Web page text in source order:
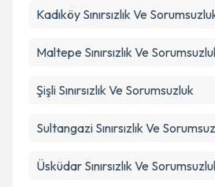
Kadıköy Sınırsızlık Ve
Maltepe Sınırsızlık Ve
Şişli Sınırsızlık Ve Sorumsuzluk
Sultangazi Sınırsızlık Ve
Üsküdar Sınırsızlık Ve